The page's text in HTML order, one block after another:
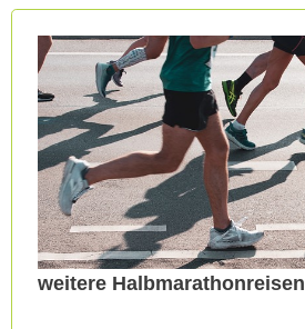
weitere Halbmarathonreisen